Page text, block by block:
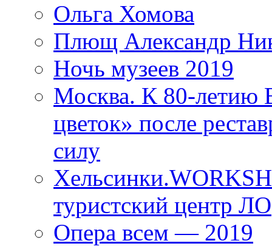
Ольга Хомова
Плющ Александр
Ночь музеев 2019
Москва. К 80-
цветок» после
силу
туристский центр ЛО
Опера всем — 2019